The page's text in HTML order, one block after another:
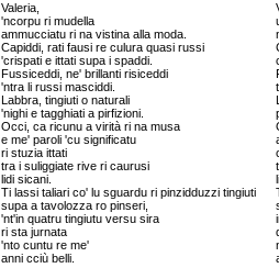
Valeria,
'ncorpu ri mudella
ammucciatu ri na vistina alla moda.
Capiddi, rati fausi re culura quasi russi
'crispati e ittati supa i spaddi.
Fussiceddi, ne' brillanti risiceddi
'ntra li russi masciddi.
Labbra, tingiuti o naturali
'nighi e tagghiati a pirfizioni.
Occi, ca ricunu a virità ri na musa
e me' paroli 'cu significatu
ri stuzia ittati
tra i suliggiate rive ri caurusi
lidi sicani.
Ti lassi taliari co' lu sguardu ri pinzidduzzi tingiuti
supa a tavolozza ro pinseri,
'nt'in quatru tingiutu versu sira
ri sta jurnata
'nto cuntu re me'
anni cciù belli.